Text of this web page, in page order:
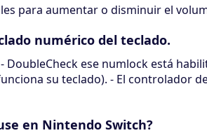
para aumentar o disminuir el
numérico del teclado.
ese numlock está
su teclado). - El controlador
en Nintendo Switch?